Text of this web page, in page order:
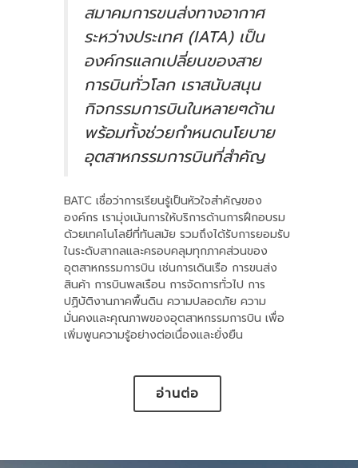
สมาคมการขนส่งทางอากาศ
ระหว่างประเทศ (IATA) เป็น
องค์กรแลกเปลี่ยนของสาย
การบินทั่วโลก เราสนับสนุน
กิจกรรมการบินในหลายๆด้าน
พร้อมทั้งช่วยกำหนดนโยบาย
อุตสาหกรรมการบินที่สำคัญ
BATC เชื่อว่าการเรียนรู้เป็นหัวใจสำคัญของ
องค์กร เรามุ่งเน้นการให้บริการด้านการฝึกอบรม
ด้วยเทคโนโลยีที่ทันสมัย รวมถึงได้รับการยอมรับ
ในระดับสากลและครอบคลุมทุกภาคส่วนของ
อุตสาหกรรมการบิน เช่นการเดินเรือ การขนส่ง
สินค้า การบินพลเรือน การจัดการทั่วไป การ
ปฏิบัติงานภาคพื้นดิน ความปลอดภัย ความ
มั่นคงและคุณภาพของอุตสาหกรรมการบิน เพื่อ
เพิ่มพูนความรู้อย่างต่อเนื่องและยั่งยืน
อ่านต่อ